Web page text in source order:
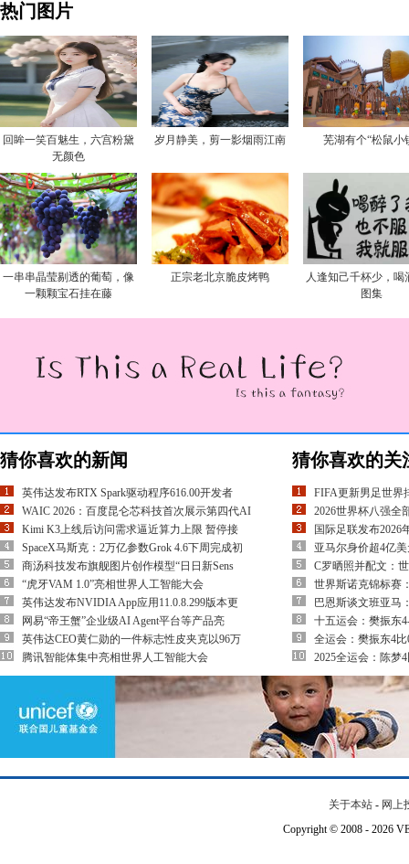
热门图片
回眸一笑百魅生，六宫粉黛
无颜色
岁月静美，剪一影烟雨江南 芜湖有个“松鼠小
一串串晶莹剔透的葡萄，像
一颗颗宝石挂在藤
正宗老北京脆皮烤鸭
人逢知己千杯少，喝
图集
猜你喜欢的新闻
英伟达发布RTX Spark驱动程序616.00开发者
WAIC 2026：百度昆仑芯科技首次展示第四代AI
Kimi K3上线后访问需求逼近算力上限 暂停接
SpaceX马斯克：2万亿参数Grok 4.6下周完成初
商汤科技发布旗舰图片创作模型“日日新Sens
“虎牙VAM 1.0”亮相世界人工智能大会
英伟达发布NVIDIA App应用11.0.8.299版本更
网易“帝王蟹”企业级AI Agent平台等产品亮
英伟达CEO黄仁勋的一件标志性皮夹克以96万
腾讯智能体集中亮相世界人工智能大会
猜你喜欢的关
FIFA更新男足世界
2026世界杯八强全
国际足联发布2026
亚马尔身价超4亿
C罗晒照并配文：
世界斯诺克锦标赛
巴恩斯谈文班亚马
十五运会：樊振东
全运会：樊振东4
2025全运会：陈梦
关于本站 - 网上
Copyright © 2008 - 2026